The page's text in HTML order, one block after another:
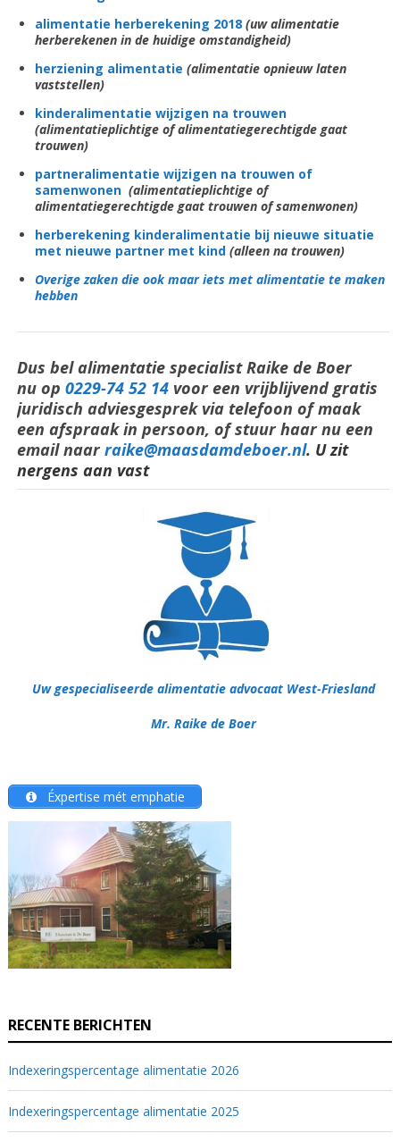
alimentatie herberekening 2018(uw alimentatie
herberekenen in de huidige omstandigheid)
herziening alimentatie (alimentatie opnieuw laten
vaststellen)
kinderalimentatie wijzigen na trouwen
(alimentatieplichtige of alimentatiegerechtigde gaat
trouwen)
partneralimentatie wijzigen na trouwen of
samenwonen (alimentatieplichtige of
alimentatiegerechtigde gaat trouwen of samenwonen)
herberekening kinderalimentatie bij nieuwe situatie
met nieuwe partner met kind (alleen na trouwen)
Overige zaken die ook maar iets met alimentatie te maken
hebben
Dus bel alimentatie specialist Raike de Boer
nu op 0229-74 52 14 voor een vrijblijvend gratis
juridisch adviesgesprek via telefoon of maak
een afspraak in persoon, of stuur haar nu een
email naar raike@maasdamdeboer.nl. U zit
nergens aan vast
Uw gespecialiseerde alimentatie advocaat West-Friesland
Mr. Raike de Boer
Éxpertise mét emphatie
RECENTE BERICHTEN
Indexeringspercentage alimentatie 2026
Indexeringspercentage alimentatie 2025